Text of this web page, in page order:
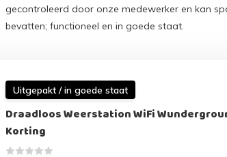
gecontroleerd door onze medewerker en kan
bevatten; functioneel en in goede staat.
Uitgepakt / in goede staat
Draadloos Weerstation WiFi
Korting